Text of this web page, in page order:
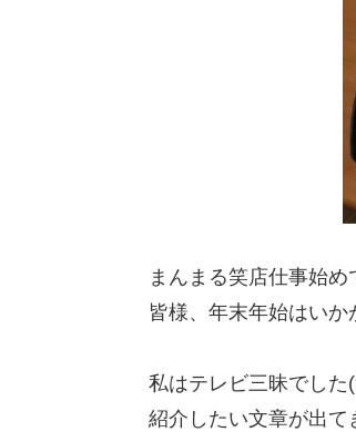
まんまる笑店仕事始め
皆様、年末年始はいか
私はテレビ三昧でし
紹介したい文章が出て